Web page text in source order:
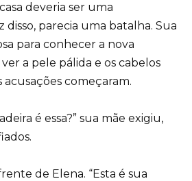
deveria ser uma
disso, parecia uma batalha. Sua
para conhecer a nova
a pele pálida e os cabelos
acusações começaram.
é essa?” sua mãe exigiu,
de Elena. “Esta é sua